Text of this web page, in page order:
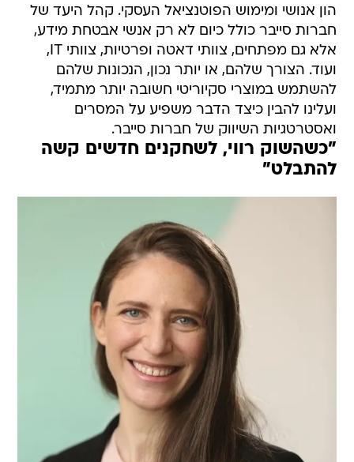
הון אנושי ומימוש הפוטנציאל העסקי. קהל היעד של
חברות סייבר כולל כיום לא רק אנשי אבטחת מידע,
אלא גם מפתחים, צוותי דאטה ופרטיות, צוותי IT,
ועוד. הצורך שלהם, או יותר נכון, הנכונות שלהם
להשתמש במוצרי סקיוריטי חשובה יותר מתמיד,
ועלינו להבין כיצד הדבר משפיע על המסרים
ואסטרטגיות השיווק של חברות סייבר.
"כשהשוק רווי, לשחקנים חדשים קשה
להתבלט"